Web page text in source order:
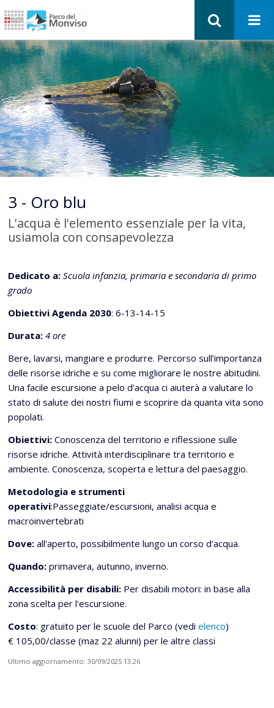
3 - Oro blu
L'acqua è l'elemento essenziale per la vita,
usiamola con consapevolezza
Dedicato a: Scuola infanzia, primaria e secondaria di primo
grado
Obiettivi Agenda 2030: 6-13-14-15
Durata: 4 ore
Bere, lavarsi, mangiare e produrre. Percorso sull’importanza
delle risorse idriche e su come migliorare le nostre abitudini.
Una facile escursione a pelo d’acqua ci aiuterà a valutare lo
stato di salute dei nostri fiumi e scoprire da quanta vita sono
popolati.
Obiettivi: Conoscenza del territorio e riflessione sulle
risorse idriche. Attività interdisciplinare tra territorio e
ambiente. Conoscenza, scoperta e lettura del paesaggio.
Metodologia e strumenti
operativi:Passeggiate/escursioni, analisi acqua e
macroinvertebrati
Dove: all'aperto, possibilmente lungo un corso d'acqua.
Quando: primavera, autunno, inverno.
Accessibilità per disabili: Per disabili motori: in base alla
zona scelta per l'escursione.
Costo: gratuito per le scuole del Parco (vedi elenco)
€ 105,00/classe (maz 22 alunni) per le altre classi
Ultimo aggiornamento: 30/09/2025 13:26